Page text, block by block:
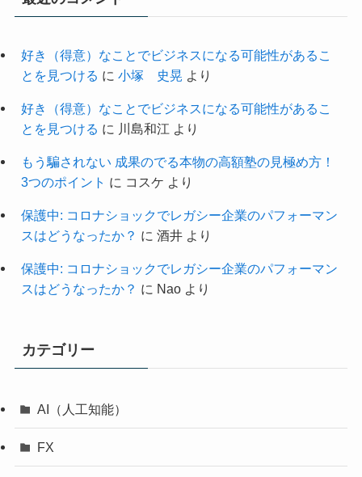
好き（得意）なことでビジネスになる可能性があるこ
とを見つける に 小塚 史晃 より
好き（得意）なことでビジネスになる可能性があるこ
とを見つける に 川島和江 より
もう騙されない 成果のでる本物の高額塾の見極め方！
3つのポイント に コスケ より
保護中: コロナショックでレガシー企業のパフォーマン
スはどうなったか？ に 酒井より
保護中: コロナショックでレガシー企業のパフォーマン
スはどうなったか？ に Naoより
カテゴリー
AI（人工知能）
FX